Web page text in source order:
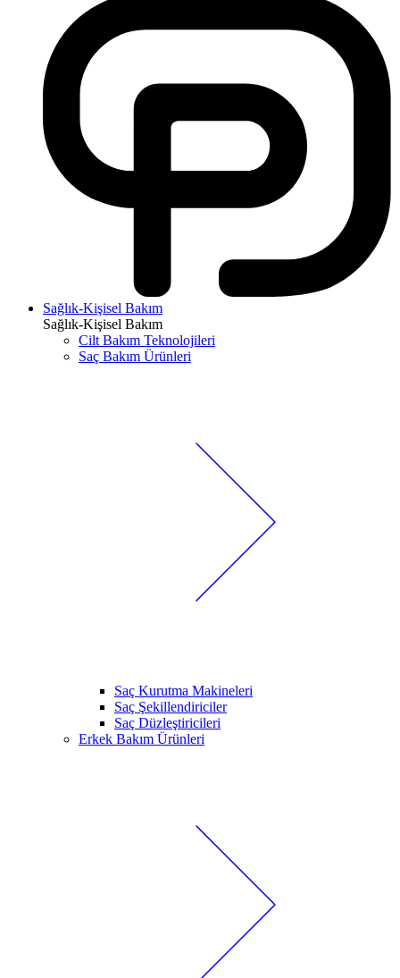
Sağlık-Kişisel Bakım
Sağlık-Kişisel Bakım
Cilt Bakım Teknolojileri
Saç Bakım Ürünleri
Saç Kurutma Makineleri
Saç Şekillendiriciler
Saç Düzleştiricileri
Erkek Bakım Ürünleri